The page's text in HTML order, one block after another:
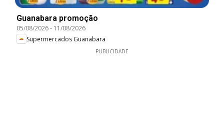
Guanabara promoção
05/08/2026- 11/08/2026
Supermercados Guanabara
PUBLICIDADE